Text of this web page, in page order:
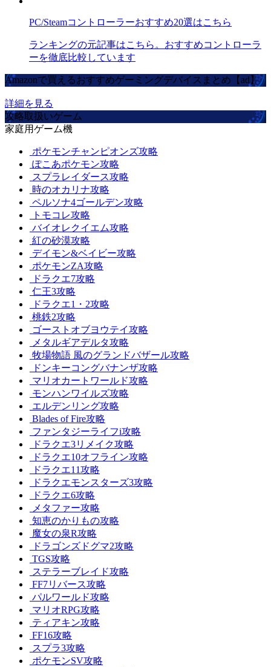
PC/Steamコントローラーおすすめ20選はこちら
ランキングの元記事はこちら。おすすめコントローラ
ーを徹底比較しています
Amazonで買えるおすすめゲーミングデバイスまとめ【ad】
詳細を見る
攻略取扱いゲーム
家庭用ゲーム機
ポケモンチャンピオンズ攻略
ぽこあポケモン攻略
スプラレイダース攻略
時のオカリナ攻略
ペルソナ4ゴールデン攻略
トモコレ攻略
バイオレクイエム攻略
紅の砂漠攻略
デイモン&ベイビー攻略
ポケモンZA攻略
ドラクエ7攻略
仁王3攻略
ドラクエ1・2攻略
桃鉄2攻略
ゴーストオブヨウテイ攻略
メタルギアデルタ攻略
牧場物語 風のグランドバザール攻略
ドンキーコングバナンザ攻略
マリオカートワールド攻略
モンハンワイルズ攻略
エルデンリング攻略
Blades of Fire攻略
ファンタジーライフi攻略
ドラクエ3リメイク攻略
ドラクエ10オフライン攻略
ドラクエ11攻略
ドラクエモンスターズ3攻略
ドラクエ6攻略
メタファー攻略
知恵のかりもの攻略
魔女の泉R攻略
ドラゴンズドグマ2攻略
TGS攻略
ステラーブレイド攻略
FF7リバース攻略
パルワールド攻略
マリオRPG攻略
ティアキン攻略
FF16攻略
スプラ3攻略
ポケモンSV攻略